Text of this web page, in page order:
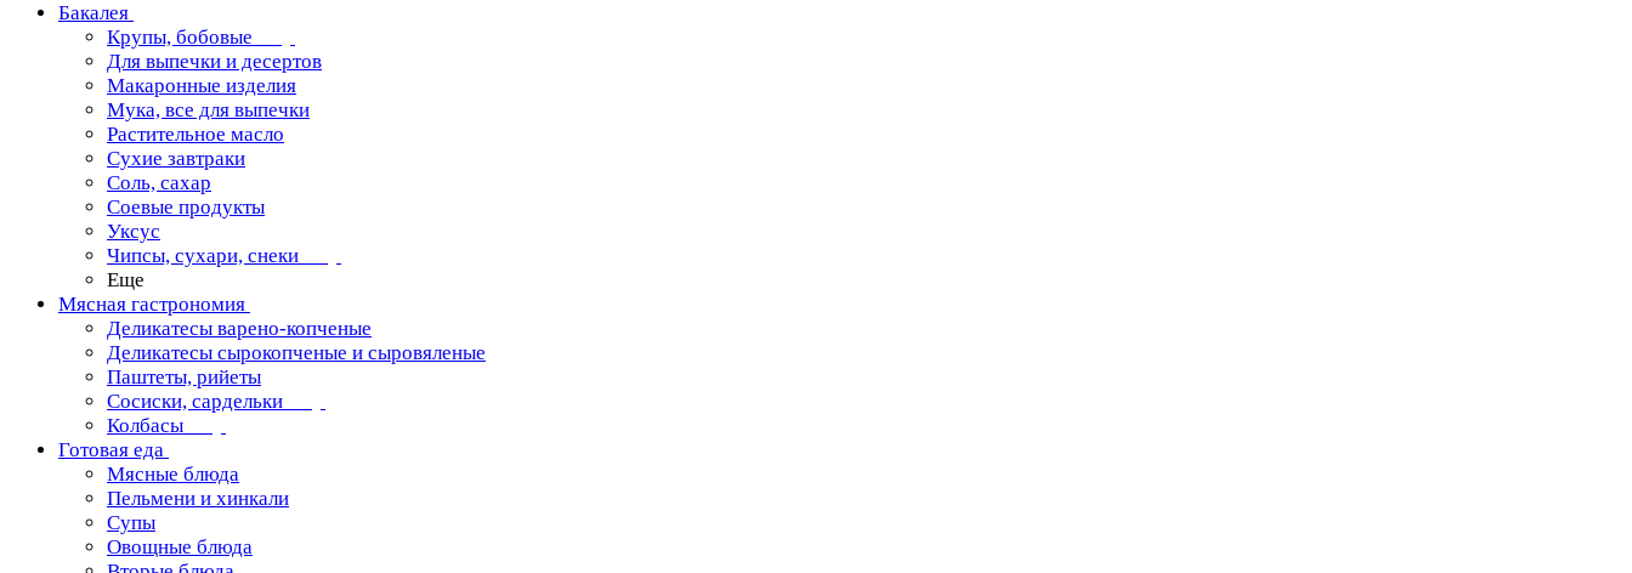
Бакалея
Крупы, бобовые
Для выпечки и десертов
Макаронные изделия
Мука, все для выпечки
Растительное масло
Сухие завтраки
Соль, сахар
Соевые продукты
Уксус
Чипсы, сухари, снеки
Еще
Мясная гастрономия
Деликатесы варено-копченые
Деликатесы сырокопченые и сыровяленые
Паштеты, рийеты
Сосиски, сардельки
Колбасы
Готовая еда
Мясные блюда
Пельмени и хинкали
Супы
Овощные блюда